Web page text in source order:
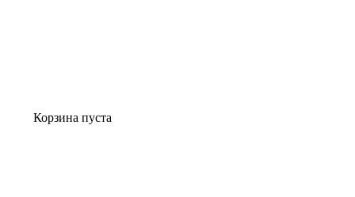
Корзина пуста